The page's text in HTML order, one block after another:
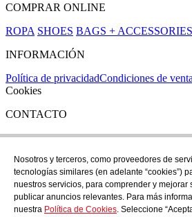
COMPRAR ONLINE
ROPA SHOES BAGS + ACCESSORIES
INFORMACIÓN
Política de privacidadCondiciones de venta
Cookies
CONTACTO
Si tienes cualquier duda puedes contactar
TEL: +34 972 21 30 04
EMAIL: despiral@despiral.com
SÍGUENOS EN
Nosotros y terceros, como proveedores de
tecnologías similares (en adelante “cookies”)
nuestros servicios, para comprender y mejorar
publicar anuncios relevantes. Para más
nuestra Política de Cookies. Seleccione